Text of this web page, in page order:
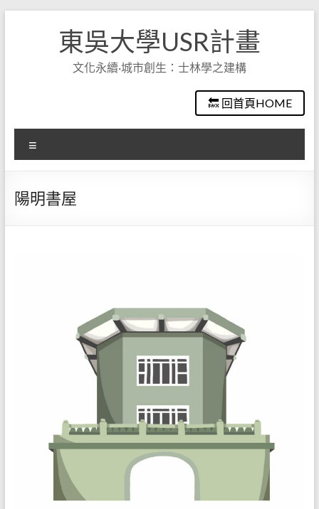
東吳大學USR計畫
文化永續·城市創生：士林學之建構
🔙 回首頁HOME
單
陽明書屋